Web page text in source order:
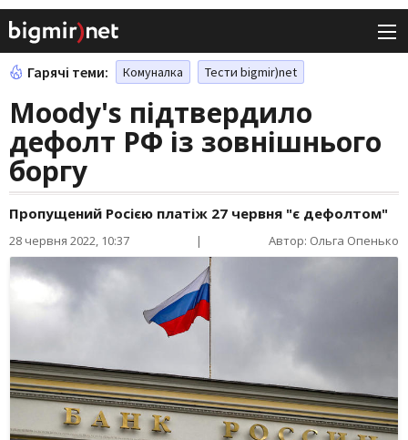
Гарячі теми: Комуналка Тести bigmir)net
Moody's підтвердило
дефолт РФ із зовнішнього
боргу
Пропущений Росією платіж 27 червня "є дефолтом"
28 червня 2022, 10:37 | Автор: Ольга Опенько